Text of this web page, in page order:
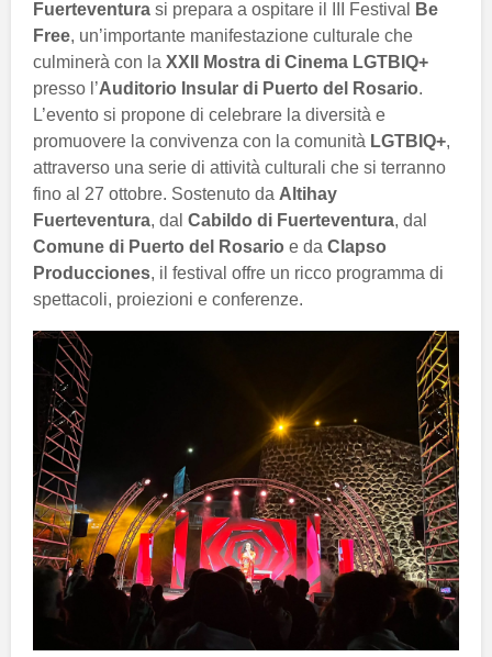
Fuerteventura si prepara a ospitare il III Festival
Be
Free, un’importante manifestazione culturale che
culminerà con la XXII Mostra di Cinema LGTBIQ+
presso l’Auditorio Insular di Puerto del Rosario.
L’evento si propone di celebrare la diversità e
promuovere la convivenza con la comunità LGTBIQ+,
attraverso una serie di attività culturali che si terranno
fino al 27 ottobre. Sostenuto da Altihay
Fuerteventura, dal Cabildo di Fuerteventura, dal
Comune di Puerto del Rosario e da Clapso
Producciones, il festival offre un ricco programma di
spettacoli, proiezioni e conferenze.